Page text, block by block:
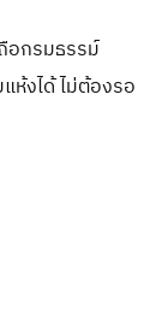
อกรมธรรม์
ห้งได้ ไม่ต้องรอ